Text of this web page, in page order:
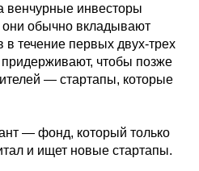
венчурные инвесторы
обычно вкладывают
в течение первых двух-трех
чтобы позже
— стартапы, которые
— фонд, который только
и ищет новые стартапы.